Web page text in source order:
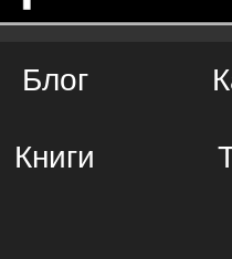
Блог
Книги